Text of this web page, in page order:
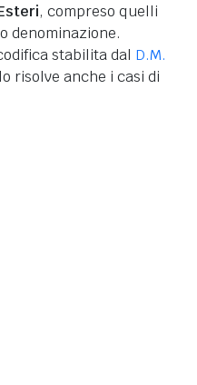
, compreso quelli
denominazione.
stabilita dal D.M.
risolve anche i casi di